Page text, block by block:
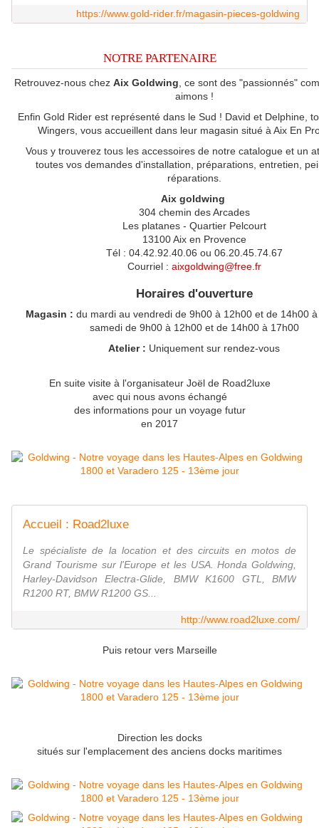
https://www.gold-rider.fr/magasin-pieces-goldwing
NOTRE PARTENAIRE
Retrouvez-nous chez Aix Goldwing , ce sont des "passionnés"
aimons !
Enfin Gold Rider est représenté dans le Sud ! David et Delphine,
Wingers, vous accueillent dans leur magasin situé à Aix En
Vous y trouverez tous les accessoires de notre catalogue et un
toutes vos demandes d'installation, préparations, entretien,
réparations.
Aix goldwing
304 chemin des Arcades
Les platanes - Quartier Pelcourt
13100 Aix en Provence
Tél : 04.42.92.40.06 ou 06.20.45.74.67
Courriel : aixgoldwing@free.fr
Horaires d'ouverture
Magasin : du mardi au vendredi de 9h00 à 12h00 et de 14h00
samedi de 9h00 à 12h00 et de 14h00 à 17h00
Atelier : Uniquement sur rendez-vous
En suite visite à l'organisateur Joël de Road2luxe
avec qui nous avons échangé
des informations pour un voyage futur
en 2017
Accueil : Road2luxe
Le spécialiste de la location et des circuits en motos de
Grand Tourisme sur l'Europe et les USA. Honda Goldwing,
Harley-Davidson Electra-Glide, BMW K1600 GTL, BMW
R1200 RT, BMW R1200 GS...
http://www.road2luxe.com/
Puis retour vers Marseille
Direction les docks
situés sur l'emplacement des anciens docks maritimes